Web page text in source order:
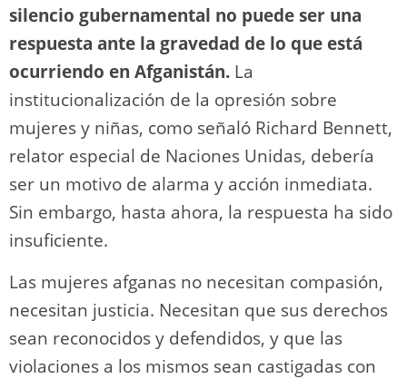
silencio gubernamental no puede ser una
respuesta ante la gravedad de lo que está
ocurriendo en Afganistán. La
institucionalización de la opresión sobre
mujeres y niñas, como señaló Richard Bennett,
relator especial de Naciones Unidas, debería
ser un motivo de alarma y acción inmediata.
Sin embargo, hasta ahora, la respuesta ha sido
insuficiente.
Las mujeres afganas no necesitan compasión,
necesitan justicia. Necesitan que sus derechos
sean reconocidos y defendidos, y que las
violaciones a los mismos sean castigadas con